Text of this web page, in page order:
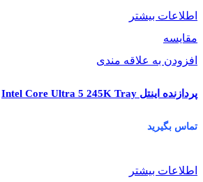
اطلاعات بیشتر
مقایسه
افزودن به علاقه مندی
پردازنده اینتل Intel Core Ultra 5 245K Tray
تماس بگیرید
اطلاعات بیشتر